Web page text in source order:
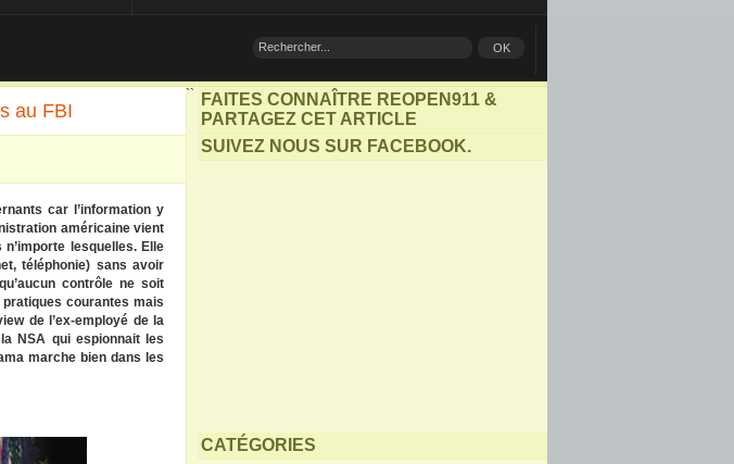
au FBI
car l’information y
américaine vient
lesquelles. Elle
téléphonie) sans avoir
contrôle ne soit
courantes mais
de l’ex-employé de la
NSA qui espionnait les
marche bien dans les
``
FAITES CONNAÎTRE REOPEN911 &
PARTAGEZ CET ARTICLE
SUIVEZ NOUS SUR FACEBOOK.
CATÉGORIES